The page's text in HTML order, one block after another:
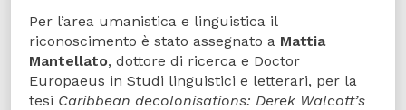
Per l’area umanistica e linguistica il
riconoscimento è stato assegnato a Mattia
Mantellato, dottore di ricerca e Doctor
Europaeus in Studi linguistici e letterari, per la
tesi Caribbean decolonisations: Derek Walcott’s